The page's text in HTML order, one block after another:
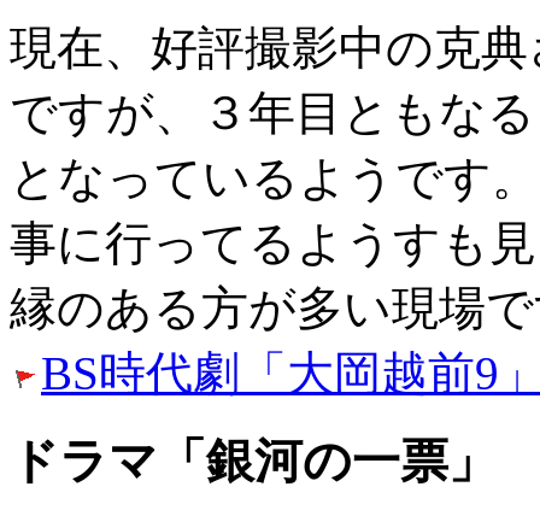
現在、好評撮影中の克
ですが、３年目ともな
となっているようです
事に行ってるようすも
縁のある方が多い現場
BS時代劇「大岡越前9
ドラマ「銀河の一票」